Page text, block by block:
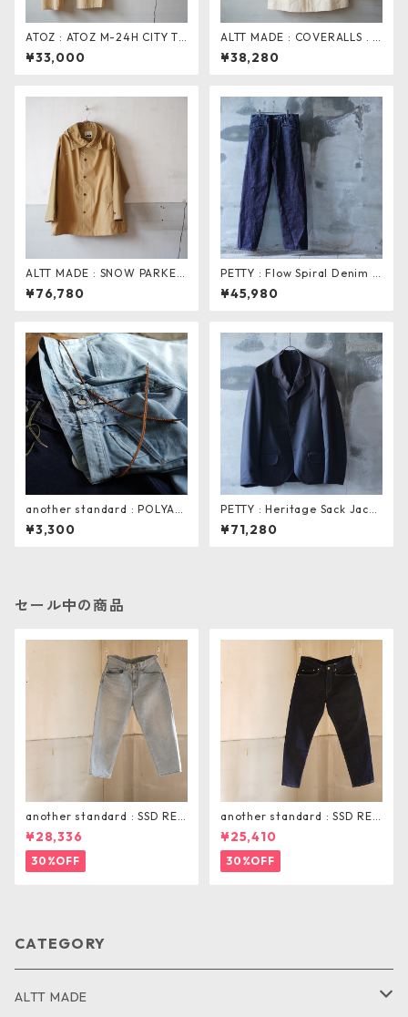
ATOZ : ATOZ M-24H CITY TR
OUSERS . スラックスタイプ
(赤耳馬布）
¥33,000
ALTT MADE : COVERALLS . n
atural
¥38,280
ALTT MADE : SNOW PARKER
. BEIGE
¥76,780
PETTY : Flow Spiral Denim P
ants
¥45,980
another standard : POLYAM
IDE BRAID LACE BELT
¥3,300
PETTY : Heritage Sack Jacke
t¥71,280
セール中の商品
another standard : SSD REL
AX TAPERD PANTS
¥28,336
30%OFF
another standard : SSD REG
ULAR TAPERED PANTS
¥25,410
30%OFF
CATEGORY
ALTT MADE